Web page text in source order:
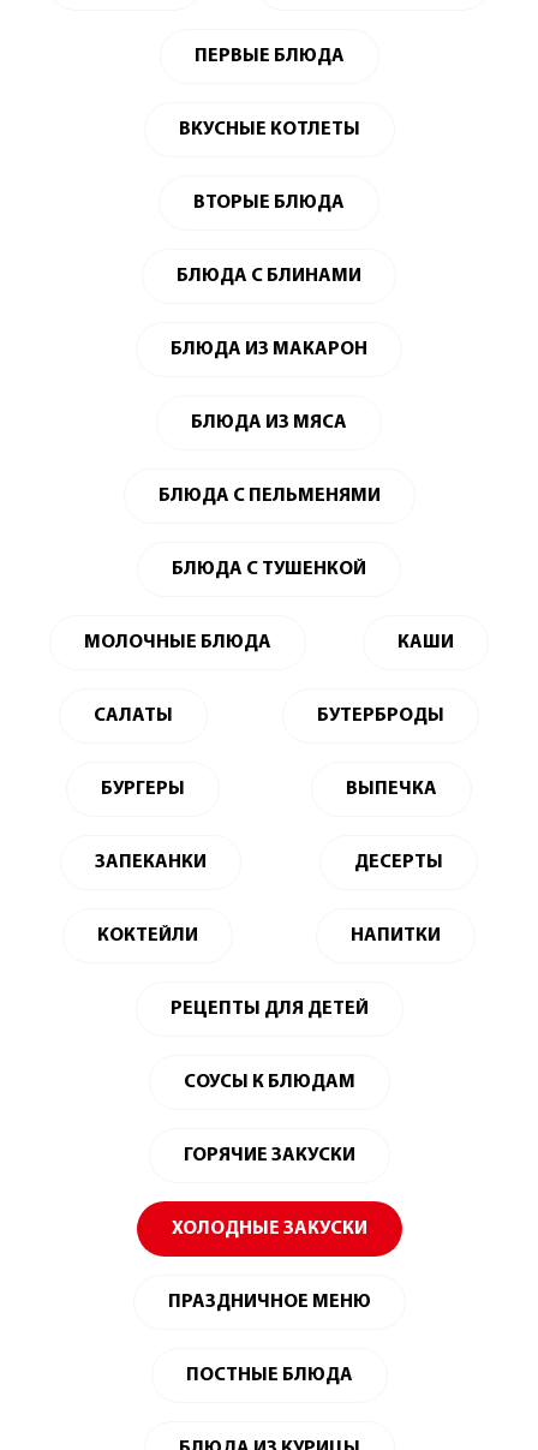
ПЕРВЫЕ БЛЮДА
ВКУСНЫЕ КОТЛЕТЫ
ВТОРЫЕ БЛЮДА
БЛЮДА С БЛИНАМИ
БЛЮДА ИЗ МАКАРОН
БЛЮДА ИЗ МЯСА
БЛЮДА С ПЕЛЬМЕНЯМИ
БЛЮДА С ТУШЕНКОЙ
МОЛОЧНЫЕ БЛЮДА КАШИ
САЛАТЫ БУТЕРБРОДЫ
БУРГЕРЫ ВЫПЕЧКА
ЗАПЕКАНКИ ДЕСЕРТЫ
КОКТЕЙЛИ НАПИТКИ
РЕЦЕПТЫ ДЛЯ ДЕТЕЙ
СОУСЫ К БЛЮДАМ
ГОРЯЧИЕ ЗАКУСКИ
ХОЛОДНЫЕ ЗАКУСКИ
ПРАЗДНИЧНОЕ МЕНЮ
ПОСТНЫЕ БЛЮДА